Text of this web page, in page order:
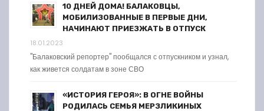
10 ДНЕЙ ДОМА! БАЛАКОВЦЫ,
МОБИЛИЗОВАННЫЕ В ПЕРВЫЕ ДНИ,
НАЧИНАЮТ ПРИЕЗЖАТЬ В ОТПУСК
18.01.2023
"Балаковский репортер" пообщался с отпускником и узнал,
как живется солдатам в зоне СВО
«ИСТОРИЯ ГЕРОЯ»: В ОГНЕ ВОЙНЫ
РОДИЛАСЬ СЕМЬЯ МЕРЗЛИКИНЫХ